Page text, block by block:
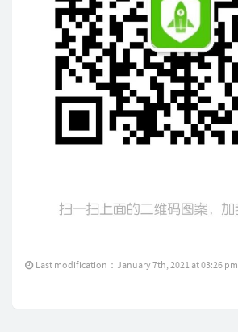
Last modification：January 7th, 2021 at 03:26 pm